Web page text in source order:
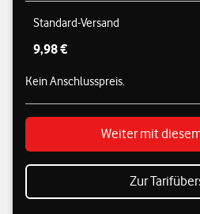
Standard-Versand
9,98 €
Kein Anschlusspreis.
Weiter mit
Zur